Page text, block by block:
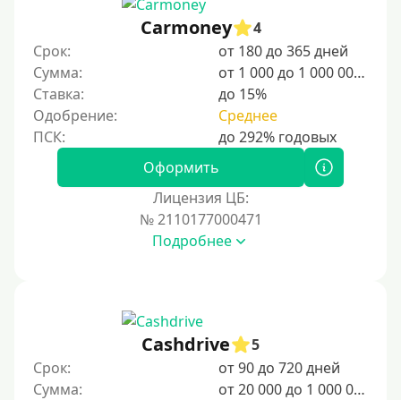
20000 руб
25000 руб
30000 руб
30000 руб на год
35000 руб
40000 руб
150000 руб
Carmoney
4
Срок:
от 180 до 365 дней
Сумма:
от 1 000 до 1 000 000 ₽
Ставка:
до 15%
Одобрение:
Среднее
Оформить
Лицензия ЦБ:
№ 2110177000471
Подробнее
Cashdrive
5
Срок:
от 90 до 720 дней
Сумма:
от 20 000 до 1 000 000 ₽